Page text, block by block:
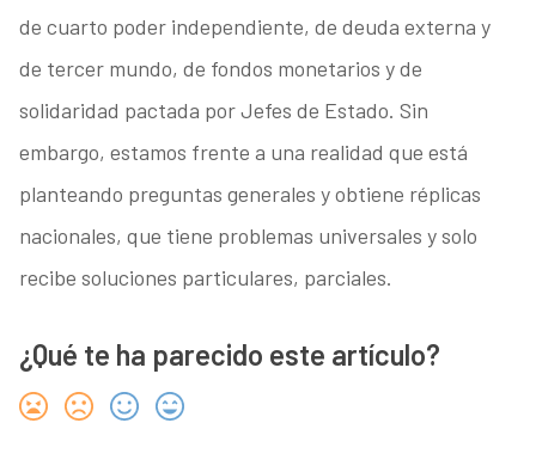
de cuarto poder independiente, de deuda externa y
de tercer mundo, de fondos monetarios y de
solidaridad pactada por Jefes de Estado. Sin
embargo, estamos frente a una realidad que está
planteando preguntas generales y obtiene réplicas
nacionales, que tiene problemas universales y solo
recibe soluciones particulares, parciales.
¿Qué te ha parecido este artículo?